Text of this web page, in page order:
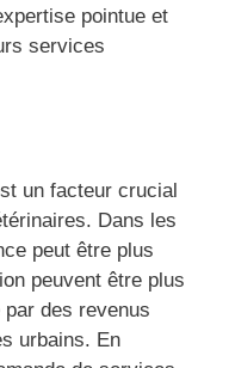
pointue et
services
un facteur crucial
Dans les
peut être plus
peuvent être plus
des revenus
urbains. En